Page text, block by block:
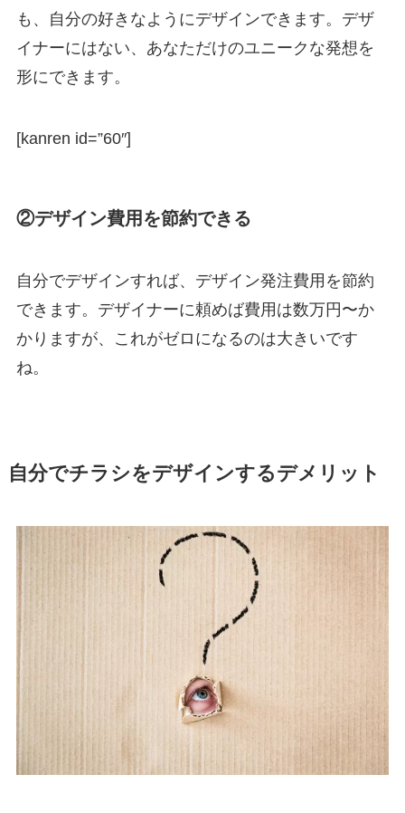
も、自分の好きなようにデザインできます。デザ
イナーにはない、あなただけのユニークな発想を
形にできます。
[kanren id=”60″]
②デザイン費用を節約できる
自分でデザインすれば、デザイン発注費用を節約
できます。デザイナーに頼めば費用は数万円〜か
かりますが、これがゼロになるのは大きいです
ね。
自分でチラシをデザインするデメリット